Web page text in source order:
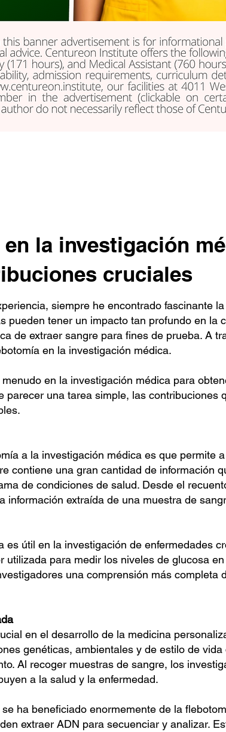
la investigación
cruciales
siempre he encontrado fascinante
pueden tener un impacto tan profundo en la
de extraer sangre para fines de prueba. A
en la investigación médica.
en la investigación médica para
parecer una tarea simple, las contribuciones
a la investigación médica es que permite
contiene una gran cantidad de información
de condiciones de salud. Desde el
información extraída de una muestra de
útil en la investigación de enfermedades
para medir los niveles de glucosa
una comprensión más completa
en el desarrollo de la medicina
genéticas, ambientales y de estilo de
Al recoger muestras de sangre, los
a la salud y la enfermedad.
ha beneficiado enormemente de la
extraer ADN para secuenciar y analizar.